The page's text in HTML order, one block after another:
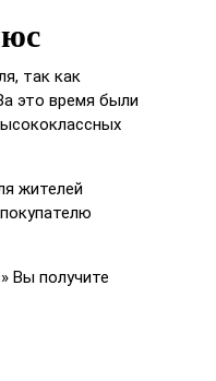
так как
это время были
жителей
Вы получите